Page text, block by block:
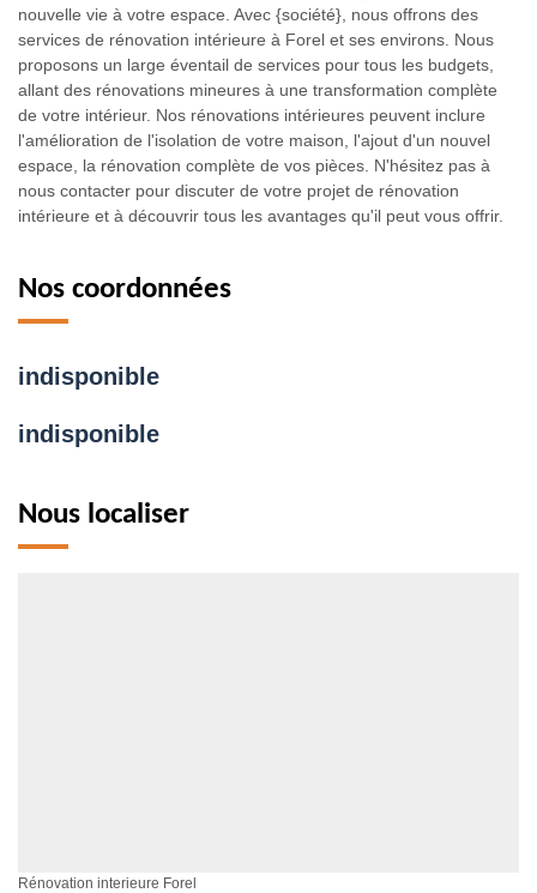
nouvelle vie à votre espace. Avec {société}, nous offrons des
services de rénovation intérieure à Forel et ses environs. Nous
proposons un large éventail de services pour tous les budgets,
allant des rénovations mineures à une transformation complète
de votre intérieur. Nos rénovations intérieures peuvent inclure
l'amélioration de l'isolation de votre maison, l'ajout d'un nouvel
espace, la rénovation complète de vos pièces. N'hésitez pas à
nous contacter pour discuter de votre projet de rénovation
intérieure et à découvrir tous les avantages qu'il peut vous offrir.
Nos coordonnées
indisponible
indisponible
Nous localiser
Rénovation interieure Forel